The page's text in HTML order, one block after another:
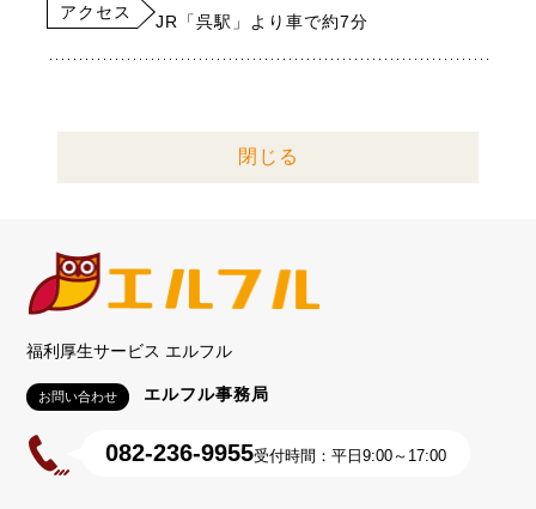
アクセス JR「呉駅」より車で約7分
閉じる
福利厚生サービス エルフル
お問い合わせ エルフル事務局
082-236-9955受付時間：平日9:00～17:00